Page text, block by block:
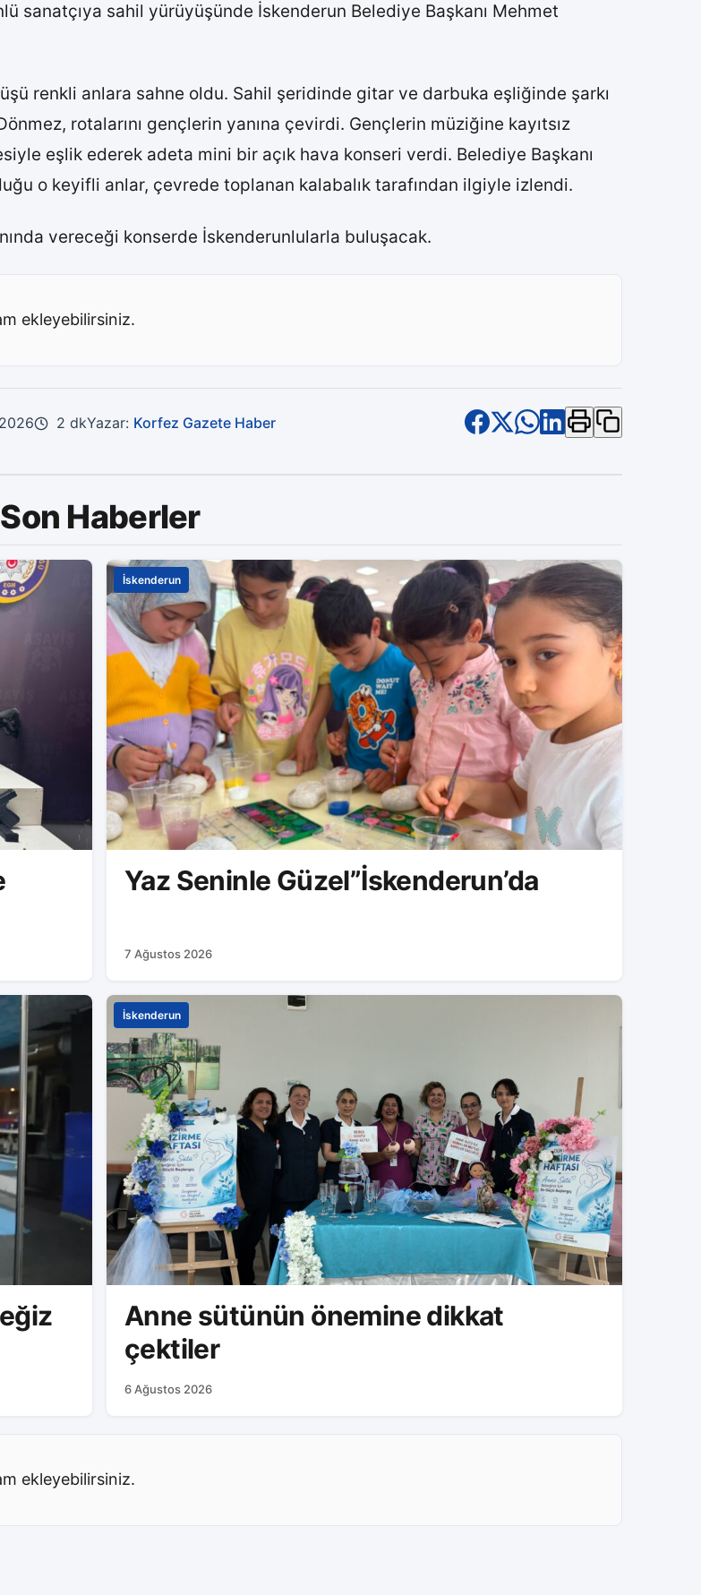
sanatçıya sahil yürüyüşünde İskenderun Belediye Başkanı Mehmet
renkli anlara sahne oldu. Sahil şeridinde gitar ve darbuka eşliğinde şarkı
rotalarını gençlerin yanına çevirdi. Gençlerin müziğine kayıtsız
eşlik ederek adeta mini bir açık hava konseri verdi. Belediye Başkanı
o keyifli anlar, çevrede toplanan kalabalık tarafından ilgiyle izlendi.
vereceği konserde İskenderunlularla buluşacak.
ekleyebilirsiniz.
2 dkYazar: Korfez Gazete Haber
Haberler
İskenderun
Yaz Seninle Güzel”İskenderun’da
7 Ağustos 2026
İskenderun
Anne sütünün önemine dikkat
çektiler
6 Ağustos 2026
ekleyebilirsiniz.